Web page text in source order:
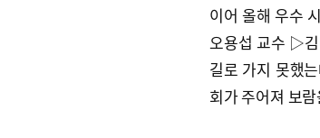
이어 올해 우수
오용섭 교수 ▷김
길로 가지 못했
회가 주어져 보